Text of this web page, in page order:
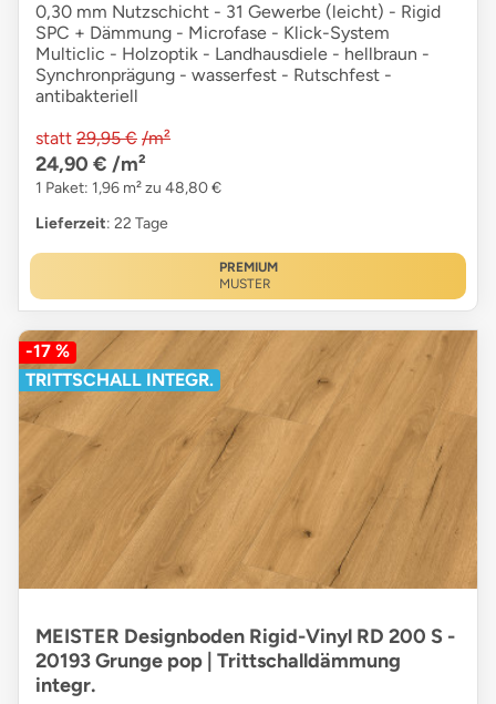
0,30 mm Nutzschicht - 31 Gewerbe (leicht) - Rigid
SPC + Dämmung - Microfase - Klick-System
Multiclic - Holzoptik - Landhausdiele - hellbraun -
Synchronprägung - wasserfest - Rutschfest -
antibakteriell
statt 29,95 € /m²
24,90 € /m²
1 Paket: 1,96 m² zu 48,80 €
Lieferzeit: 22 Tage
PREMIUM
MUSTER
-17 %
TRITTSCHALL INTEGR.
MEISTER Designboden Rigid-Vinyl RD 200 S -
20193 Grunge pop | Trittschalldämmung
integr.